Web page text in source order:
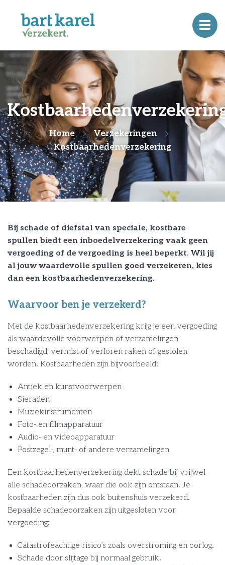
Home
Verzekeringen
Kostbaarhedenverzekering
Bij schade of diefstal van speciale, kostbare
spullen biedt een inboedelverzekering vaak geen
vergoeding of de vergoeding is heel beperkt. Wil jij
al jouw waardevolle spullen goed verzekeren, kies
dan een kostbaarhedenverzekering.
Waarvoor ben je verzekerd?
Met de kostbaarhedenverzekering krijg je een vergoeding
als waardevolle voorwerpen of verzamelingen
beschadigd, vermist of verloren raken of gestolen
worden. Kostbaarheden zijn bijvoorbeeld:
Antiek en kunstvoorwerpen
Sieraden
Muziekinstrumenten
Foto- en filmapparatuur
Audio- en videoapparatuur
Postzegel-, munt- of andere verzamelingen
Een kostbaarhedenverzekering dekt schade bij vrijwel
alle schadeoorzaken, waar die ook zijn ontstaan. Je
kostbaarheden zijn dus ook buitenshuis verzekerd.
Bepaalde schadeoorzaken zijn uitgesloten voor
vergoeding:
Catastrofeachtige risico’s zoals overstroming en oorlog.
Schade door slijtage bij normaal gebruik.